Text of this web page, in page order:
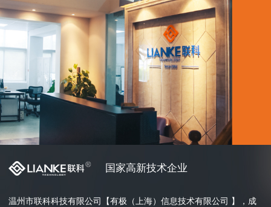
国家高新技术企业
温州市联科科技有限公司【有极（上海）信息技术有限公司 】，成